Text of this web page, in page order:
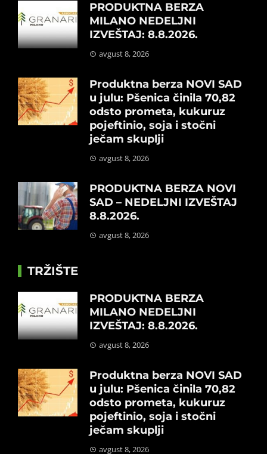
PRODUKTNA BERZA
MILANO NEDELJNI
IZVEŠTAJ: 8.8.2026.
avgust 8, 2026
Produktna berza NOVI SAD
u julu: Pšenica činila 70,82
odsto prometa, kukuruz
pojeftinio, soja i stočni
ječam skuplji
avgust 8, 2026
PRODUKTNA BERZA NOVI
SAD – NEDELJNI IZVEŠTAJ
8.8.2026.
avgust 8, 2026
TRŽIŠTE
PRODUKTNA BERZA
MILANO NEDELJNI
IZVEŠTAJ: 8.8.2026.
avgust 8, 2026
Produktna berza NOVI SAD
u julu: Pšenica činila 70,82
odsto prometa, kukuruz
pojeftinio, soja i stočni
ječam skuplji
avgust 8, 2026